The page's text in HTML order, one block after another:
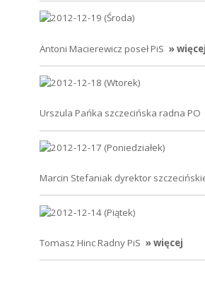
Antoni Macierewicz poseł PiS » więcej
Urszula Pańka szczecińska radna PO
Marcin Stefaniak dyrektor
Tomasz Hinc Radny PiS » więcej